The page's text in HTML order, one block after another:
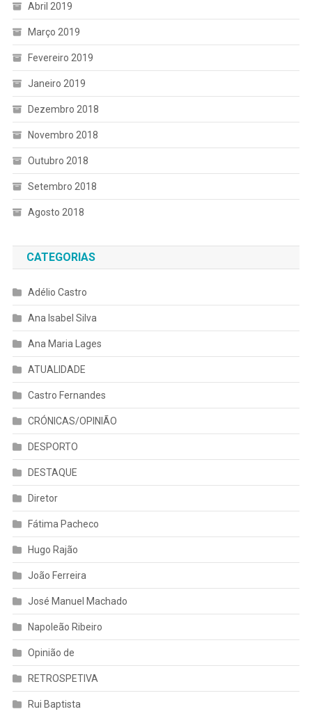
Abril 2019
Março 2019
Fevereiro 2019
Janeiro 2019
Dezembro 2018
Novembro 2018
Outubro 2018
Setembro 2018
Agosto 2018
CATEGORIAS
Adélio Castro
Ana Isabel Silva
Ana Maria Lages
ATUALIDADE
Castro Fernandes
CRÓNICAS/OPINIÃO
DESPORTO
DESTAQUE
Diretor
Fátima Pacheco
Hugo Rajão
João Ferreira
José Manuel Machado
Napoleão Ribeiro
Opinião de
RETROSPETIVA
Rui Baptista